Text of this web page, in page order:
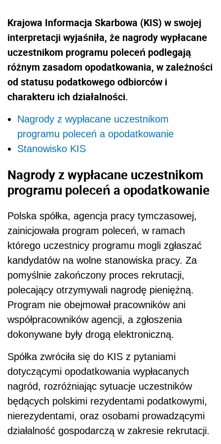
Krajowa Informacja Skarbowa (KIS) w swojej
interpretacji wyjaśniła, że nagrody wypłacane
uczestnikom programu poleceń podlegają
różnym zasadom opodatkowania, w zależności
od statusu podatkowego odbiorców i
charakteru ich działalności.
Nagrody z wypłacane uczestnikom
programu poleceń a opodatkowanie
Stanowisko KIS
Nagrody z wypłacane uczestnikom
programu poleceń a opodatkowanie
Polska spółka, agencja pracy tymczasowej,
zainicjowała program poleceń, w ramach
którego uczestnicy programu mogli zgłaszać
kandydatów na wolne stanowiska pracy. Za
pomyślnie zakończony proces rekrutacji,
polecający otrzymywali nagrodę pieniężną.
Program nie obejmował pracowników ani
współpracowników agencji, a zgłoszenia
dokonywane były drogą elektroniczną.
Spółka zwróciła się do KIS z pytaniami
dotyczącymi opodatkowania wypłacanych
nagród, rozróżniając sytuacje uczestników
będących polskimi rezydentami podatkowymi,
nierezydentami, oraz osobami prowadzącymi
działalność gospodarczą w zakresie rekrutacji.